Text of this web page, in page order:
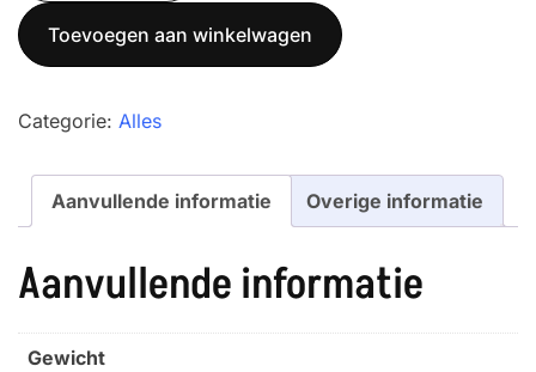
kg,
Gietijzer,
aantal
Toevoegen aan winkelwagen
Categorie: Alles
Aanvullende informatie Overige informatie
Aanvullende informatie
Gewicht